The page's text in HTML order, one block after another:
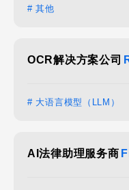
# 其他
OCR解决方案公司
# 大语言模型（LLM）
AI法律助理服务商